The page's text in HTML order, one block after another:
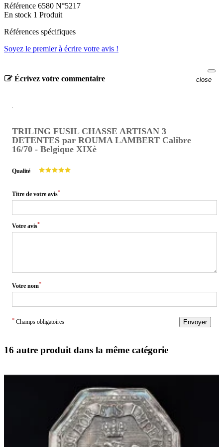
Référence 6580 N°5217
En stock 1 Produit
Références spécifiques
Soyez le premier à écrire votre avis !
Écrivez votre commentaire close
TRILING FUSIL CHASSE ARTISAN 3
DETENTES par ROUMA LAMBERT Calibre
16/70 - Belgique XIXè
Qualité
Titre de votre avis*
Votre avis*
Votre nom*
* Champs obligatoires Envoyer
16 autre produit dans la même catégorie